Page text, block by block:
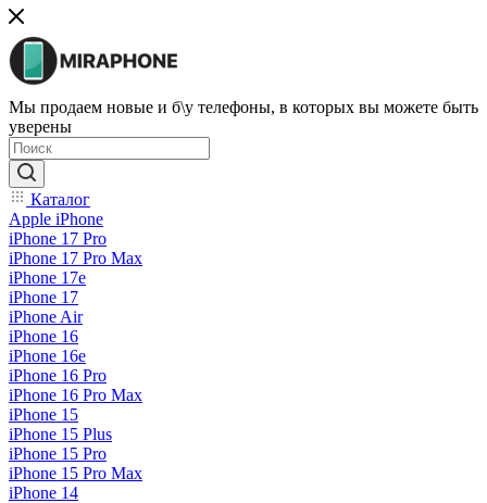
Мы продаем новые и б\у телефоны, в которых вы можете быть
уверены
Каталог
Apple iPhone
iPhone 17 Pro
iPhone 17 Pro Max
iPhone 17e
iPhone 17
iPhone Air
iPhone 16
iPhone 16e
iPhone 16 Pro
iPhone 16 Pro Max
iPhone 15
iPhone 15 Plus
iPhone 15 Pro
iPhone 15 Pro Max
iPhone 14